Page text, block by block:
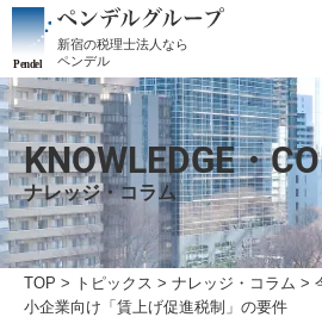
新宿の税理士法人なら
ペンデル
KNOWLEDGE・
ナレッジ・コラム
TOP > トピックス > ナレッジ・コラム >
小企業向け「賃上げ促進税制」の要件